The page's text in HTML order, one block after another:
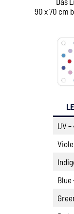
90 x 70 cm
UV
Blue